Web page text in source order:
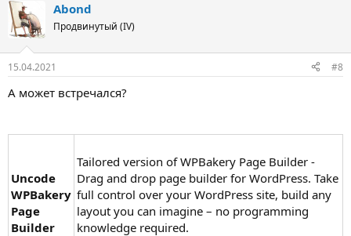
ц
и
Abond
Продвинутый (IV)
15.04.2021 #8
А может встречался?
Uncode
WPBakery
Page
Builder
Tailored version of WPBakery Page Builder -
Drag and drop page builder for WordPress. Take
full control over your WordPress site, build any
layout you can imagine – no programming
knowledge required.